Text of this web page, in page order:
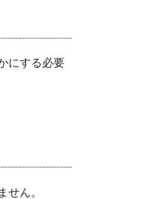
にする必要
せん。